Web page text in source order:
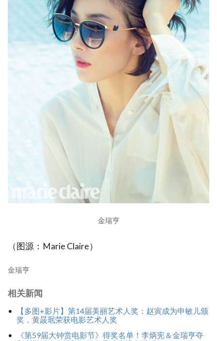
金瑞亨
（图源：Marie Claire）
金瑞亨
相关新闻
【多图+影片】第14届美丽艺术人奖：赵寅成为申敏儿颁
奖，黄晸珉荣获电影艺术人奖
《第59届大钟赏电影节》得奖名单！李炳宪＆金瑞亨夺